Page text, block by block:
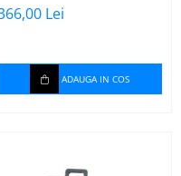
Lei
ADAUGA IN COS